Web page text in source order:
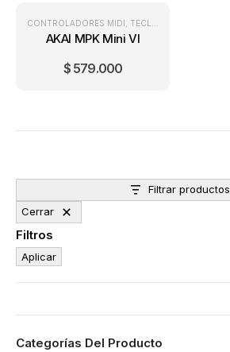
CONTROLADORES MIDI TECLADOS
AKAI MPK Mini VI
$579.000
Filtrar productos
Cerrar
Filtros
Aplicar
Categorías Del Producto